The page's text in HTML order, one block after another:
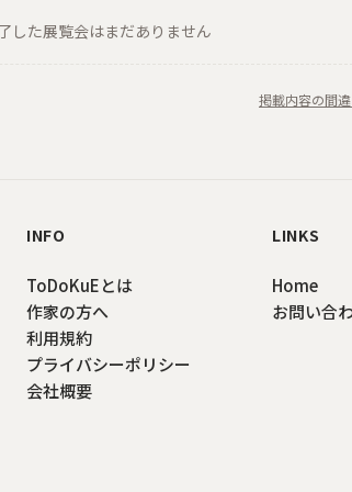
した展覧会はまだありません
掲載内容の間
INFO
ToDoKuEとは
作家の方へ
利用規約
プライバシーポリシー
会社概要
LINKS
Home
お問い合